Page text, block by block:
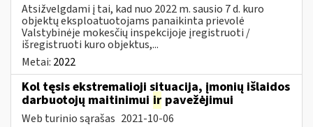
Atsižvelgdami į tai, kad nuo 2022 m. sausio 7 d. kuro
objektų eksploatuotojams panaikinta prievolė
Valstybinėje mokesčių inspekcijoje įregistruoti /
išregistruoti kuro objektus,...
Metai: 2022
Kol tęsis ekstremalioji situacija, įmonių išlaidos
darbuotojų maitinimui ir pavežėjimui
Web turinio sąrašas 2021-10-06